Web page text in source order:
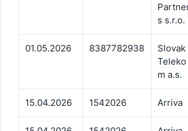
s s.r.o.
01.05.2026 8387782938
Slovak
Teleko
m a.s.
15.04.2026 1542026 Arriva